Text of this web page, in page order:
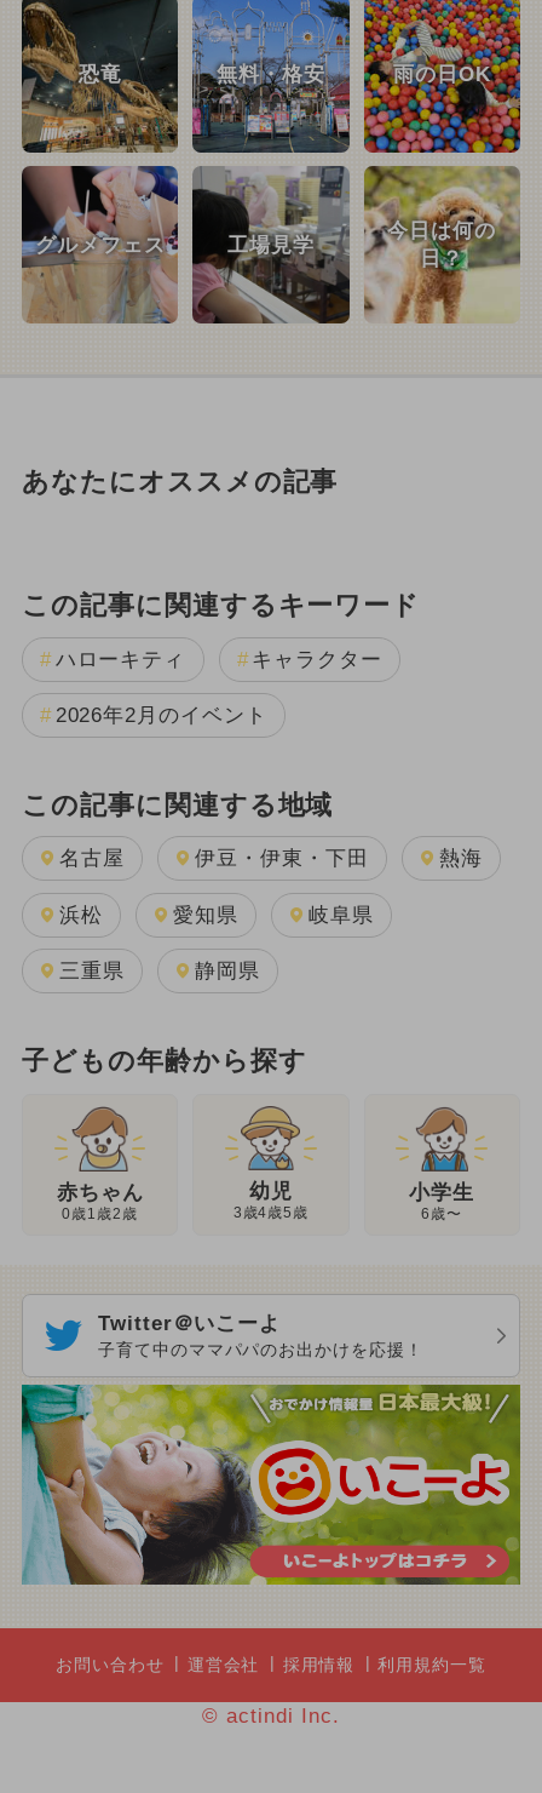
恐竜 無料・格安 雨の日OK
グルメフェス 工場見学
今日は何の
日？
あなたにオススメの記事
この記事に関連するキーワード
ハローキティ キャラクター
2026年2月のイベント
この記事に関連する地域
名古屋 伊豆・伊東・下田 熱海
浜松 愛知県 岐阜県
三重県 静岡県
子どもの年齢から探す
赤ちゃん
0歳1歳2歳
幼児
3歳4歳5歳
小学生
6歳〜
Twitter＠いこーよ
子育て中のママパパのお出かけを応援！
お問い合わせ 運営会社 採用情報 利用規約一覧
© actindi Inc.